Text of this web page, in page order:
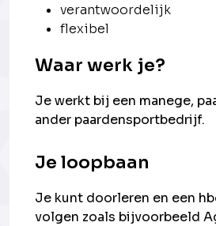
verantwoordelijk
flexibel
Waar werk je?
Je werkt bij een manege,
ander paardensportbedrijf.
Je loopbaan
Je kunt doorleren en een
volgen zoals bijvoorbeeld